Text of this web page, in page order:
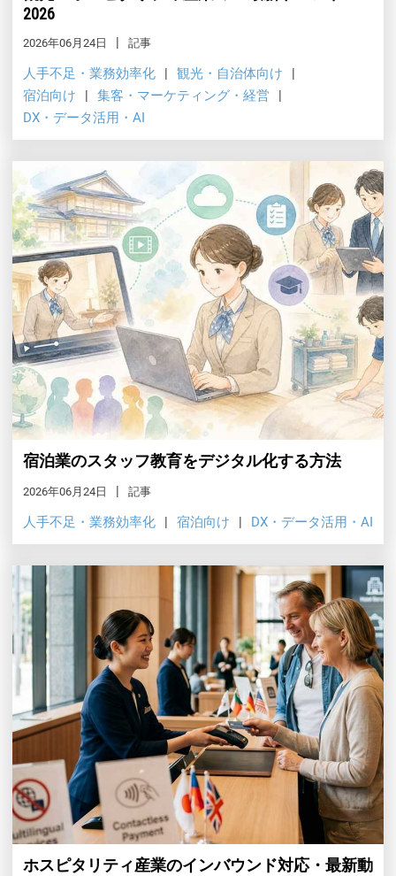
2026
2026年06月24日 記事
人手不足・業務効率化
観光・自治体向け
宿泊向け
集客・マーケティング・経営
DX・データ活用・AI
宿泊業のスタッフ教育をデジタル化する方法
2026年06月24日 記事
人手不足・業務効率化 宿泊向け DX・データ活用・AI
ホスピタリティ産業のインバウンド対応・最新動